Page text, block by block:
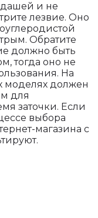
и не
лезвие. Оно
Обратите
должно быть
тогда оно не
На
моделях должен
для
заточки. Если
выбора
магазина с